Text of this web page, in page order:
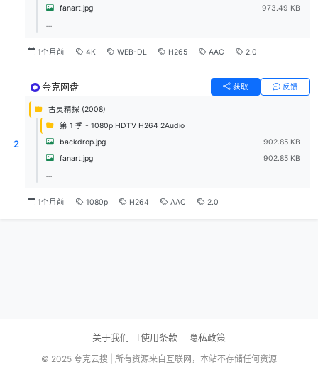
fanart.jpg
973.49 KB
...
1个月前 4K WEB-DL H265 AAC 2.0
2
夸克网盘 获取 反馈
古灵精探 (2008)
第 1 季 - 1080p HDTV H264 2Audio
backdrop.jpg
902.85 KB
fanart.jpg
902.85 KB
...
1个月前 1080p H264 AAC 2.0
关于我们 使用条款 隐私政策
© 2025 夸克云搜 | 所有资源来自互联网，本站不存储任何资源